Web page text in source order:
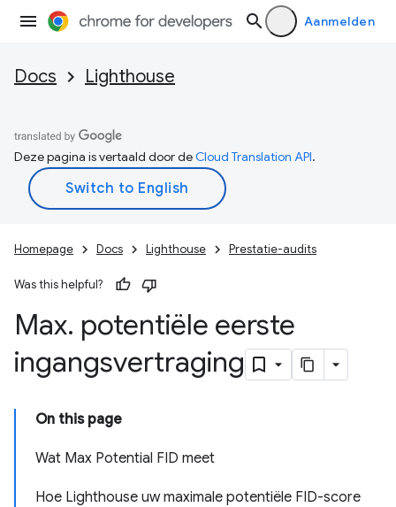
Aanmelden
Docs Lighthouse
Deze pagina is vertaald door deCloud Translation API.
Homepage Docs Lighthouse Prestatie-audits
Was this helpful?
Max. potentiële eerste
ingangsvertraging
On this page
Wat Max Potential FID meet
Hoe Lighthouse uw maximale potentiële FID-score